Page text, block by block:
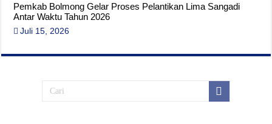
Pemkab Bolmong Gelar Proses Pelantikan Lima Sangadi
Antar Waktu Tahun 2026
Juli 15, 2026